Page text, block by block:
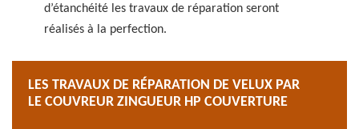
d’étanchéité les travaux de réparation seront
réalisés à la perfection.
LES TRAVAUX DE RÉPARATION DE VELUX PAR
LE COUVREUR ZINGUEUR HP COUVERTURE